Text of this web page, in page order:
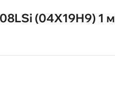
(04Х19Н9) 1 м